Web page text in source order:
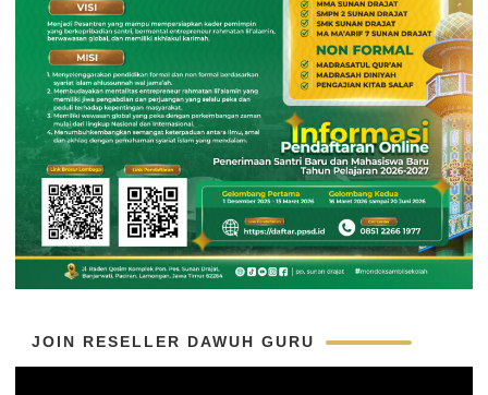
JOIN RESELLER DAWUH GURU